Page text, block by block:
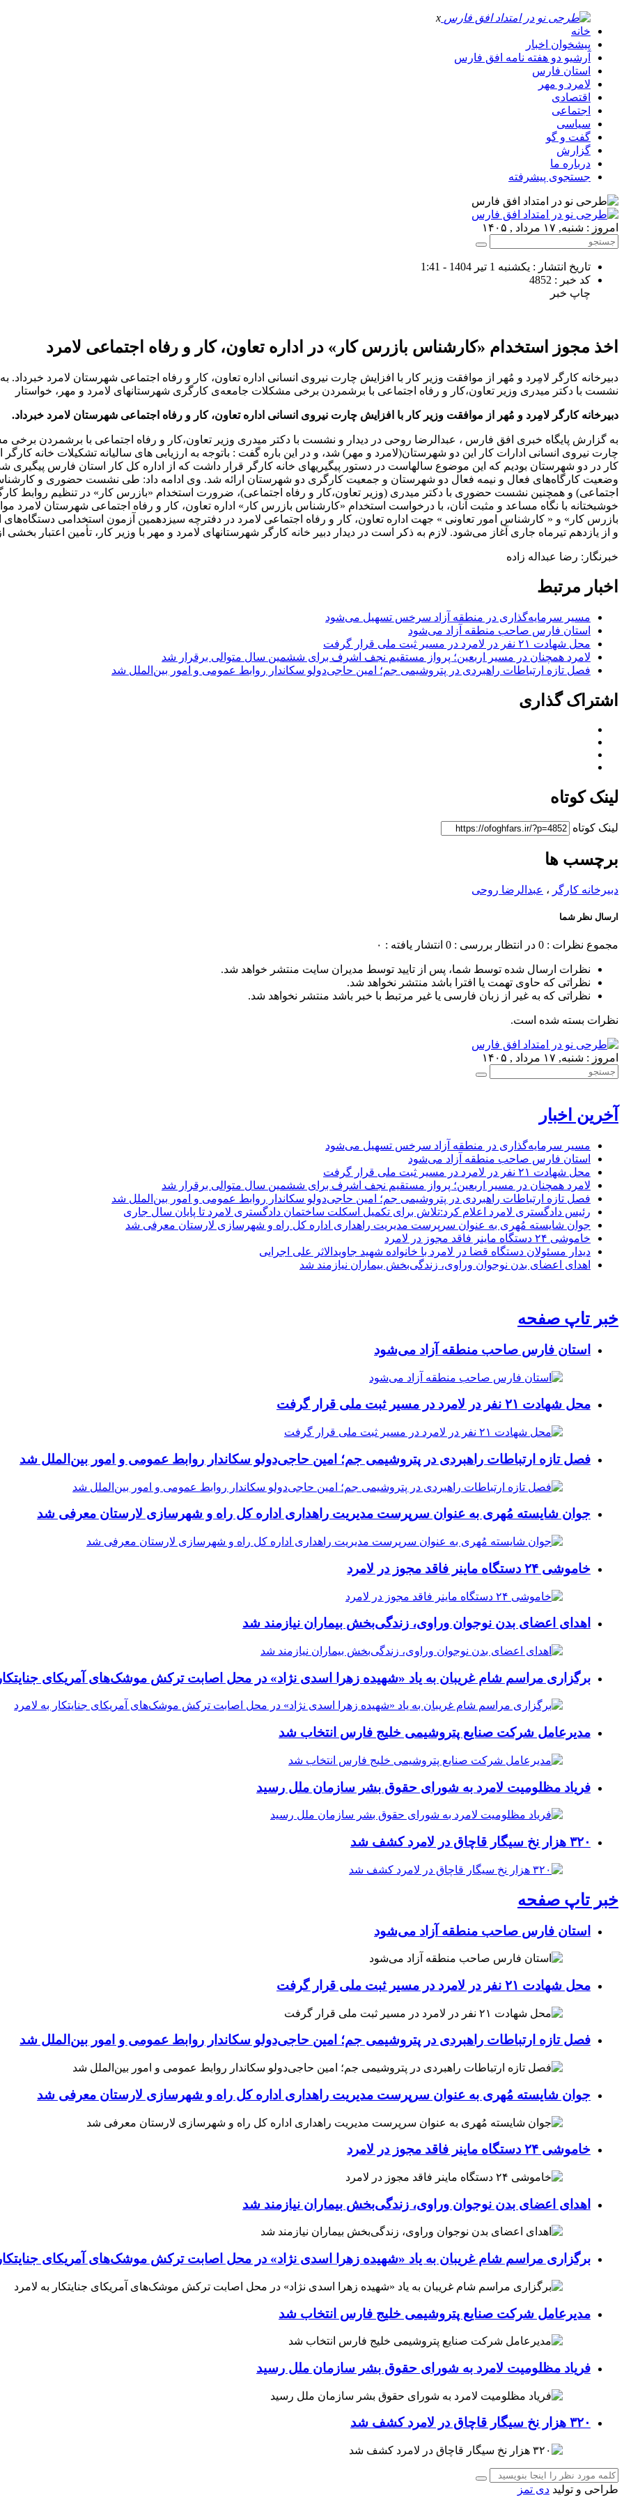
x
خانه
پیشخوان اخبار
آرشیو دو هفته نامه افق فارس
استان فارس
لامرد و مهر
اقتصادی
اجتماعی
سیاسی
گفت و گو
گزارش
درباره ما
جستجوی پیشرفته
امروز : شنبه, ۱۷ مرداد , ۱۴۰۵
تاریخ انتشار : یکشنبه 1 تیر 1404 - 1:41
کد خبر : 4852
چاپ خبر
اخذ مجوز استخدام «کارشناس بازرس کار» در اداره تعاون، کار و رفاه اجتماعی لامرد
دبیرخانه کارگر لامِرد و مُهر از موافقت وزیر کار با افزایش چارت نیروی انسانی اداره تعاون، کار و رفاه اجتماعی شهرستان لامرد
نشست با دکتر میدری وزیر تعاون،کار و رفاه اجتماعی با برشمردن برخی مشکلات جامعه‌ی کارگری شهرستانهای لامرد و مهر، خواستار
دبیرخانه کارگر لامِرد و مُهر از موافقت وزیر کار با افزایش چارت نیروی انسانی اداره تعاون، کار و رفاه اجتماعی شهرستان لامرد خبرداد.
به گزارش پایگاه خبری افق فارس ، عبدالرضا روحی در دیدار و نشست با دکتر میدری وزیر تعاون،کار و رفاه اجتماعی با برشمردن
چارت نیروی انسانی ادارات کار این دو شهرستان(لامرد و مهر) شد، و در این باره گفت : باتوجه به ارزیابی های سالیانه تشکیلات خانه
کار در دو شهرستان بودیم که این موضوع سالهاست در دستور پیگیریهای خانه کارگر قرار داشت که از اداره کل کار استان فارس
وضعیت کارگاه‌های فعال و نیمه فعال دو شهرستان و جمعیت کارگری دو شهرستان ارائه شد. وی ادامه داد: طی نشست حضوری و
اجتماعی) و همچنین نشست حضوری با دکتر میدری‌‌‌ (وزیر تعاون،کار و رفاه اجتماعی)، ضرورت استخدام «بازرس کار» در تنظیم روابط
بازرس کار» و « کارشناس امور تعاونی » جهت اداره تعاون، کار و رفاه اجتماعی لامرد در دفترچه سیزدهمین آزمون استخدامی
و از یازدهم تیرماه جاری آغاز می‌شود. لازم به ذکر است در دیدار دبیر خانه کارگر شهرستانهای لامرد و مهر با وزیر کار، تأمین اعتبار
خبرنگار: رضا عبداله زاده
اخبار مرتبط
مسیر سرمایه‌گذاری در منطقه آزاد سرخس تسهیل می‌شود
استان فارس صاحب منطقه آزاد می‌شود
محل شهادت ۲۱ نفر در لامرد در مسیر ثبت ملی قرار گرفت
لامرد همچنان در مسیر اربعین؛ پرواز مستقیم نجف اشرف برای ششمین سال متوالی برقرار شد
فصل تازه ارتباطات راهبردی در پتروشیمی جم؛ امین حاجی‌دولو سکاندار روابط عمومی و امور بین‌الملل شد
اشتراک گذاری
لینک کوتاه
لینک کوتاه
برچسب ها
دبیرخانه کارگر ، عبدالرضا روحی
ارسال نظر شما
مجموع نظرات : 0 در انتظار بررسی : 0 انتشار یافته : ۰
نظرات ارسال شده توسط شما، پس از تایید توسط مدیران سایت منتشر خواهد شد.
نظراتی که حاوی تهمت یا افترا باشد منتشر نخواهد شد.
نظراتی که به غیر از زبان فارسی یا غیر مرتبط با خبر باشد منتشر نخواهد شد.
نظرات بسته شده است.
امروز : شنبه, ۱۷ مرداد , ۱۴۰۵
آخرین اخبار
مسیر سرمایه‌گذاری در منطقه آزاد سرخس تسهیل می‌شود
استان فارس صاحب منطقه آزاد می‌شود
محل شهادت ۲۱ نفر در لامرد در مسیر ثبت ملی قرار گرفت
لامرد همچنان در مسیر اربعین؛ پرواز مستقیم نجف اشرف برای ششمین سال متوالی برقرار شد
فصل تازه ارتباطات راهبردی در پتروشیمی جم؛ امین حاجی‌دولو سکاندار روابط عمومی و امور بین‌الملل شد
رئیس دادگستری لامرد اعلام کرد:تلاش برای تکمیل اسکلت ساختمان دادگستری لامرد تا پایان سال جاری
جوان شایسته مُهری به عنوان سرپرست مدیریت راهداری اداره کل راه و شهرسازی لارستان معرفی شد
خاموشی ۲۴ دستگاه ماینر فاقد مجوز در لامرد
دیدار مسئولان دستگاه قضا در لامرد با خانواده شهید جاویدالاثر علی اجرایی
اهدای اعضای بدن نوجوان وراوی، زندگی‌بخش بیماران نیازمند شد
خبر تاپ صفحه
استان فارس صاحب منطقه آزاد می‌شود
محل شهادت ۲۱ نفر در لامرد در مسیر ثبت ملی قرار گرفت
فصل تازه ارتباطات راهبردی در پتروشیمی جم؛ امین حاجی‌دولو سکاندار روابط عمومی و امور بین‌الملل شد
جوان شایسته مُهری به عنوان سرپرست مدیریت راهداری اداره کل راه و شهرسازی لارستان معرفی شد
خاموشی ۲۴ دستگاه ماینر فاقد مجوز در لامرد
اهدای اعضای بدن نوجوان وراوی، زندگی‌بخش بیماران نیازمند شد
برگزاری مراسم شام غریبان به یاد «شهیده زهرا اسدی نژاد» در محل اصابت ترکش موشک‌های آمریکای جنایتکار
مدیرعامل شرکت صنایع پتروشیمی خلیج فارس انتخاب شد
فریاد مظلومیت لامرد به شورای حقوق بشر سازمان ملل رسید
۳۲۰ هزار نخ سیگار قاچاق در لامرد کشف شد
خبر تاپ صفحه
استان فارس صاحب منطقه آزاد می‌شود
محل شهادت ۲۱ نفر در لامرد در مسیر ثبت ملی قرار گرفت
فصل تازه ارتباطات راهبردی در پتروشیمی جم؛ امین حاجی‌دولو سکاندار روابط عمومی و امور بین‌الملل شد
جوان شایسته مُهری به عنوان سرپرست مدیریت راهداری اداره کل راه و شهرسازی لارستان معرفی شد
خاموشی ۲۴ دستگاه ماینر فاقد مجوز در لامرد
اهدای اعضای بدن نوجوان وراوی، زندگی‌بخش بیماران نیازمند شد
برگزاری مراسم شام غریبان به یاد «شهیده زهرا اسدی نژاد» در محل اصابت ترکش موشک‌های آمریکای جنایتکار
مدیرعامل شرکت صنایع پتروشیمی خلیج فارس انتخاب شد
فریاد مظلومیت لامرد به شورای حقوق بشر سازمان ملل رسید
۳۲۰ هزار نخ سیگار قاچاق در لامرد کشف شد
طراحی و تولید دی تمز